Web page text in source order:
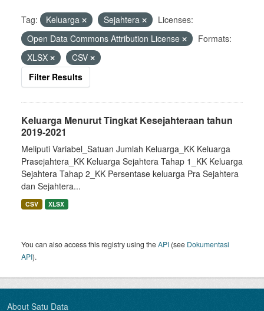
Tag: Keluarga Sejahtera
Licenses:
Open Data Commons Attribution License
Formats:
XLSX
CSV
Filter Results
Keluarga Menurut Tingkat Kesejahteraan tahun
2019-2021
Meliputi Variabel_Satuan Jumlah Keluarga_KK Keluarga
Prasejahtera_KK Keluarga Sejahtera Tahap 1_KK Keluarga
Sejahtera Tahap 2_KK Persentase keluarga Pra Sejahtera
dan Sejahtera...
CSV XLSX
You can also access this registry using theAPI (see Dokumentasi
API).
About Satu Data